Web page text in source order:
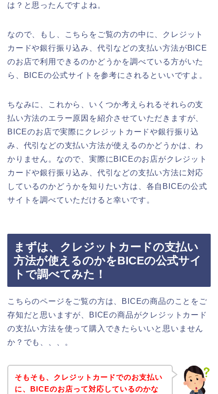
は？と思ったんですよね。
なので、もし、こちらをご覧の方の中に、クレジット
カードや銀行振り込み、代引などの支払い方法がBICE
のお店で利用できるのかどうかを調べている方がいた
ら、BICEの公式サイトを参考にされるといいですよ。
ちなみに、これから、いくつか考えられるそれらの支
払い方法のエラー原因を紹介させていただきますが、
BICEのお店で実際にクレジットカードや銀行振り込
み、代引などの支払い方法が使えるのかどうかは、わ
かりません。なので、実際にBICEのお店がクレジット
カードや銀行振り込み、代引などの支払い方法に対応
しているのかどうかを知りたい方は、各自BICEの公式
サイトを調べていただけると幸いです。
まずは、クレジットカードの支払い
方法が使えるのかをBICEの公式サイ
トで調べてみた！
こちらのページをご覧の方は、BICEの商品のことをご
存知だと思いますが、BICEの商品がクレジットカード
の支払い方法を使って購入できたらいいと思いません
か？でも、、、。
そもそも、クレジットカードでのお支払い
に、BICEのお店って対応しているのかな